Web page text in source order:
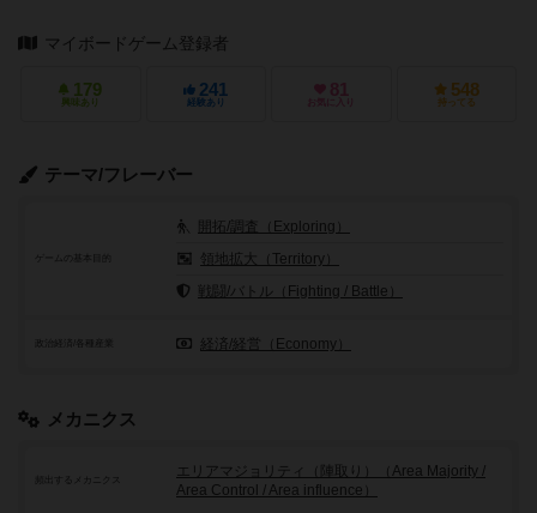
マイボードゲーム登録者
179
興味あり
241
経験あり
81
お気に入り
548
持ってる
テーマ/フレーバー
ゲームの基本目的
開拓/調査（Exploring）
領地拡大（Territory）
戦闘/バトル（Fighting / Battle）
政治経済/各種産業 経済/経営（Economy）
メカニクス
頻出するメカニクス
エリアマジョリティ（陣取り）（Area Majority /
Area Control / Area influence）